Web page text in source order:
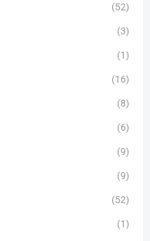
(52)
(3)
(1)
(16)
(8)
(6)
(9)
(9)
(52)
(1)